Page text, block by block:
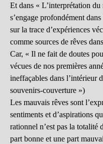
Et dans « L’interprétation
s’engage profondément
sur la trace d’expériences
comme sources de rêves
Car, « Il ne fait de doutes
vécues de nos premières
ineffaçables dans l’intérieur
souvenirs-couverture »)
Les mauvais rêves sont
sentiments et d’aspirations
rationnel n’est pas la totalité
part bonne et une part